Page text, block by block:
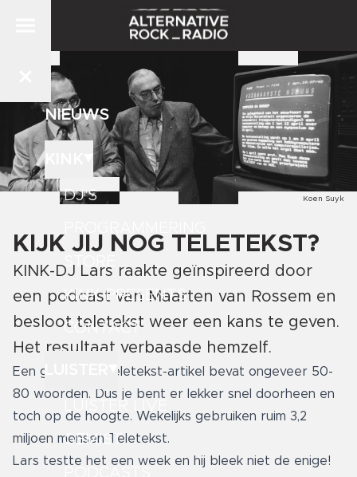
NIEUWS
DJ'S
STORE
KINK PRESENTS
CONTACT
GEMIST
Koen Suyk
KIJK JIJ NOG TELETEKST?
KINK-DJ Lars raakte geïnspireerd door
een podcast van Maarten van Rossem en
besloot teletekst weer een kans te geven.
Het resultaat verbaasde hemzelf.
Een gemiddeld teletekst-artikel bevat ongeveer 50-
80 woorden. Dus je bent er lekker snel doorheen en
toch op de hoogte. Wekelijks gebruiken ruim 3,2
miljoen mensen Teletekst.
Lars testte het een week en hij bleek niet de enige!